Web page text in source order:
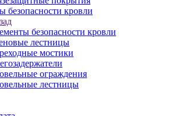
безопасности кровли
безопасности кровли
лестницы
мостики
ограждения
лестницы